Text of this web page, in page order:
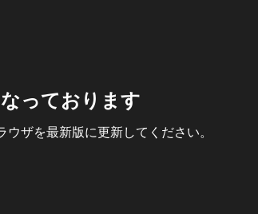
っております
ザを最新版に更新してください。